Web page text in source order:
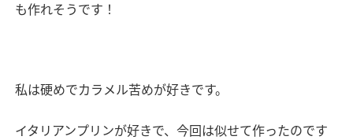
も作れそうです！
私は硬めでカラメル苦めが好きです。
イタリアンプリンが好きで、今回は似せて作ったのです